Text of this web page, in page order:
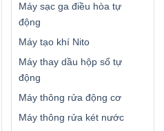
Máy sạc ga điều hòa tự
động
Máy tạo khí Nito
Máy thay dầu hộp số tự
động
Máy thông rửa động cơ
Máy thông rửa két nước